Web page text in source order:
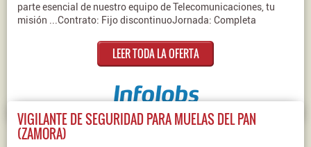
parte esencial de nuestro equipo de Telecomunicaciones, tu
misión ...Contrato: Fijo discontinuoJornada: Completa
LEER TODA LA OFERTA
VIGILANTE DE SEGURIDAD PARA MUELAS DEL PAN
(ZAMORA)